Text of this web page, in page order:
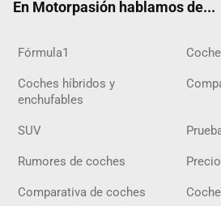
En Motorpasión hablamos de...
Fórmula1
Coches híbridos y
enchufables
SUV
Rumores de coches
Comparativa de coches